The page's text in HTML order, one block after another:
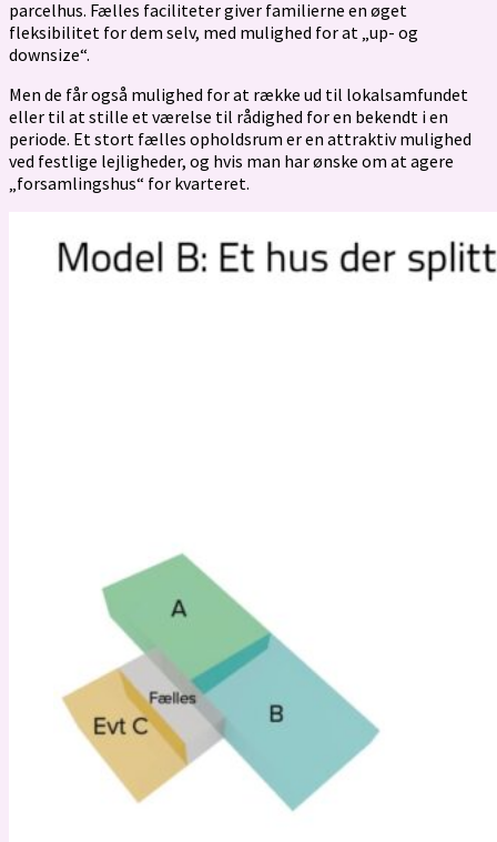
parcelhus. Fælles faciliteter giver familierne en øget
fleksibilitet for dem selv, med mulighed for at „up- og
downsize“.
Men de får også mulighed for at række ud til lokalsamfundet
eller til at stille et værelse til rådighed for en bekendt i en
periode. Et stort fælles opholdsrum er en attraktiv mulighed
ved festlige lejligheder, og hvis man har ønske om at agere
„forsamlingshus“ for kvarteret.